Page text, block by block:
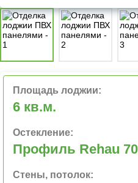
Площадь лоджии:
6 кв.м.
Остекление:
Профиль Rehau
Стены, потолок: